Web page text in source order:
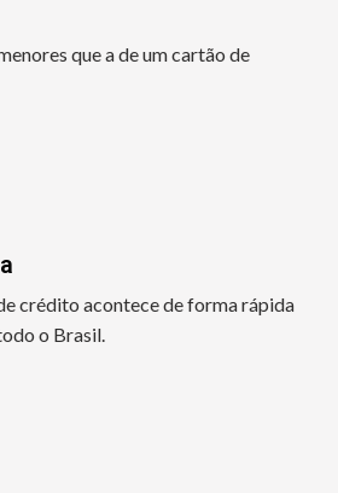
que a de um cartão de
crédito acontece de forma rápida
o Brasil.